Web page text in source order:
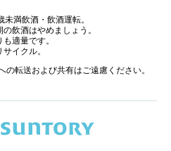
未満飲酒・飲酒運転。
飲酒はやめましょう。
適量です。
イクル。
転送および共有はご遠慮ください。